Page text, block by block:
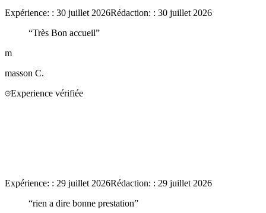
Expérience: : 30 juillet 2026Rédaction: : 30 juillet 2026
“Très Bon accueil”
m
masson C.
Experience vérifiée
Expérience: : 29 juillet 2026Rédaction: : 29 juillet 2026
“rien a dire bonne prestation”